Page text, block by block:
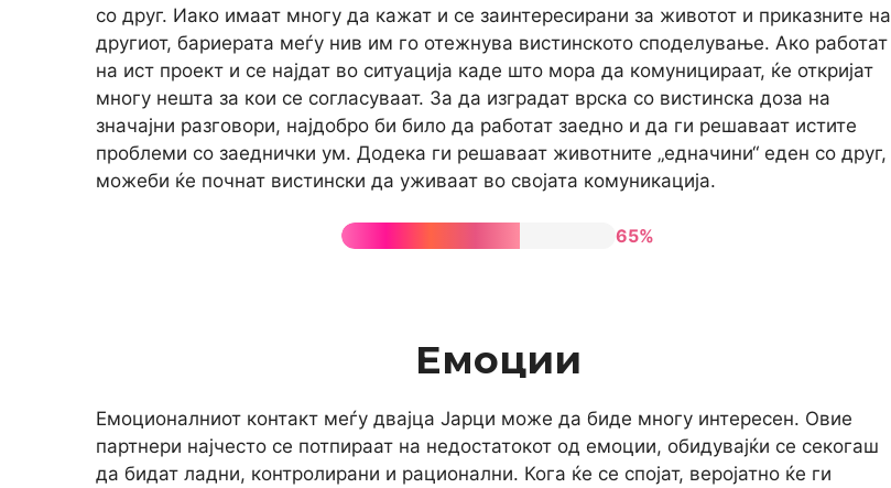
со друг. Иако имаат многу да кажат и се заинтересирани за животот и приказните на
другиот, бариерата меѓу нив им го отежнува вистинското споделување. Ако работат
на ист проект и се најдат во ситуација каде што мора да комуницираат, ќе откријат
многу нешта за кои се согласуваат. За да изградат врска со вистинска доза на
значајни разговори, најдобро би било да работат заедно и да ги решаваат истите
проблеми со заеднички ум. Додека ги решаваат животните „едначини“ еден со друг,
можеби ќе почнат вистински да уживаат во својата комуникација.
65%
Емоции
Емоционалниот контакт меѓу двајца Јарци може да биде многу интересен. Овие
партнери најчесто се потпираат на недостатокот од емоции, обидувајќи се секогаш
да бидат ладни, контролирани и рационални. Кога ќе се спојат, веројатно ќе ги